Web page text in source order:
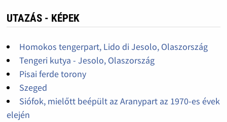
UTAZÁS - KÉPEK
Homokos tengerpart, Lido di Jesolo, Olaszország
Tengeri kutya - Jesolo, Olaszország
Pisai ferde torony
Szeged
Siófok, mielőtt beépült az Aranypart az 1970-es évek
elején